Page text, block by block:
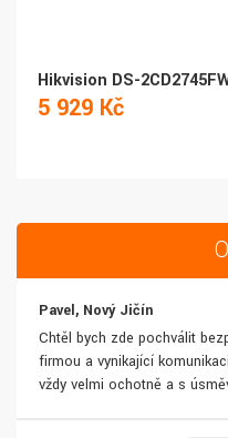
Hikvision DS-
5 929 Kč
Pavel, Nový Jičín
Chtěl bych zde pochválit
firmou a vynikající
vždy velmi ochotně a s